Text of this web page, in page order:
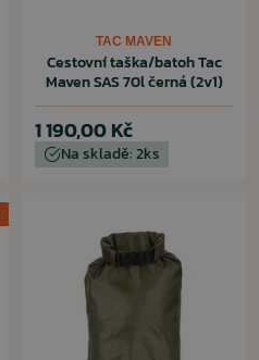
TAC MAVEN
Cestovní taška/batoh Tac
Maven SAS 70l černá (2v1)
1 190,00 Kč
Na skladě: 2ks